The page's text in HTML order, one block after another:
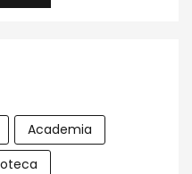
Academia